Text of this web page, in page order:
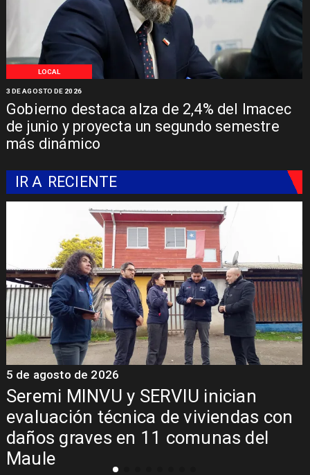
LOCAL
Gobierno destaca alza de 2,4% del Imacec
de junio y proyecta un segundo semestre
más dinámico
3 DE AGOSTO DE 2026
IR A RECIENTE
Fondo Orasmi entrega apoyo a
familia de Romeral para costear
alimentación especializada de niño
con Síndrome de Intestino Corto
5 de agosto de 2026